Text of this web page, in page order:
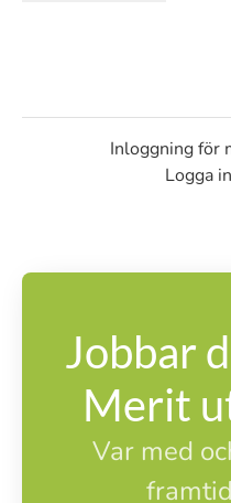
Inloggning för
Logga
Jobbar
Merit
Var med